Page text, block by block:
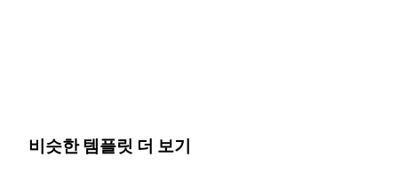
비슷한 템플릿 더 보기